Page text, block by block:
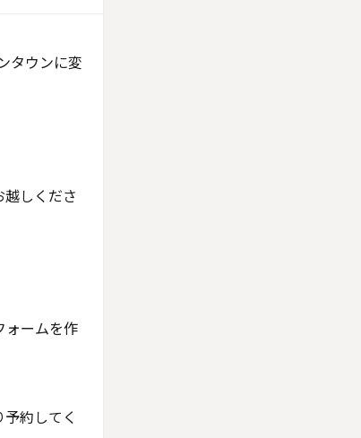
タウンに変
しくださ
ォームを作
約してく